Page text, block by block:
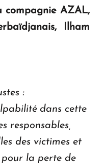
d'Arménie
compagnie AZAL,
Ilham
:
dans cette
responsables,
des victimes et
la perte de